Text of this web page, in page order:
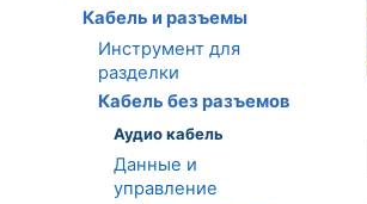
Кабель и разъемы
Инструмент для
разделки
Кабель без разъемов
Аудио кабель
Данные и
управление